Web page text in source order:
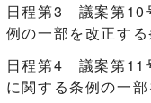
日程第3 議案第10
例の一部を改正す
日程第4 議案第11
に関する条例の一